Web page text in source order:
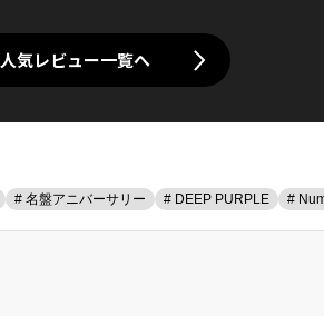
人気レビュー一覧へ
# 名盤アニバーサリー # DEEP PURPLE #